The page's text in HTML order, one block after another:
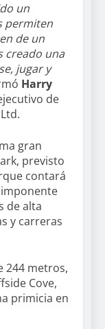
un
permiten
de un
creado una
jugar y
Harry
de
gran
previsto
contará
de alta
y carreras
244 metros,
Cove,
primicia en